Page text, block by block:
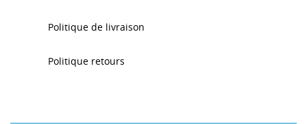
Politique de livraison
Politique retours